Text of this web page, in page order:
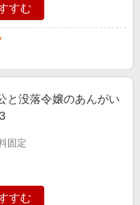
すむ
と没落令嬢のあんがい
固定
すむ